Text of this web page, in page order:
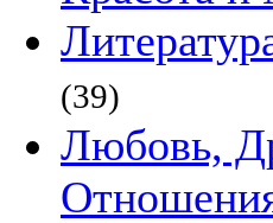
(39)
Любовь,